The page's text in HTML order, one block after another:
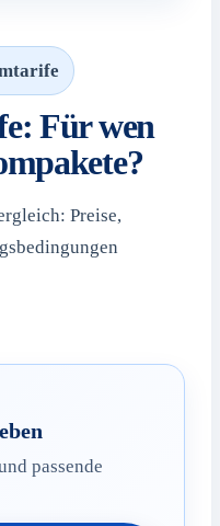
Für wen
Preise,
passende